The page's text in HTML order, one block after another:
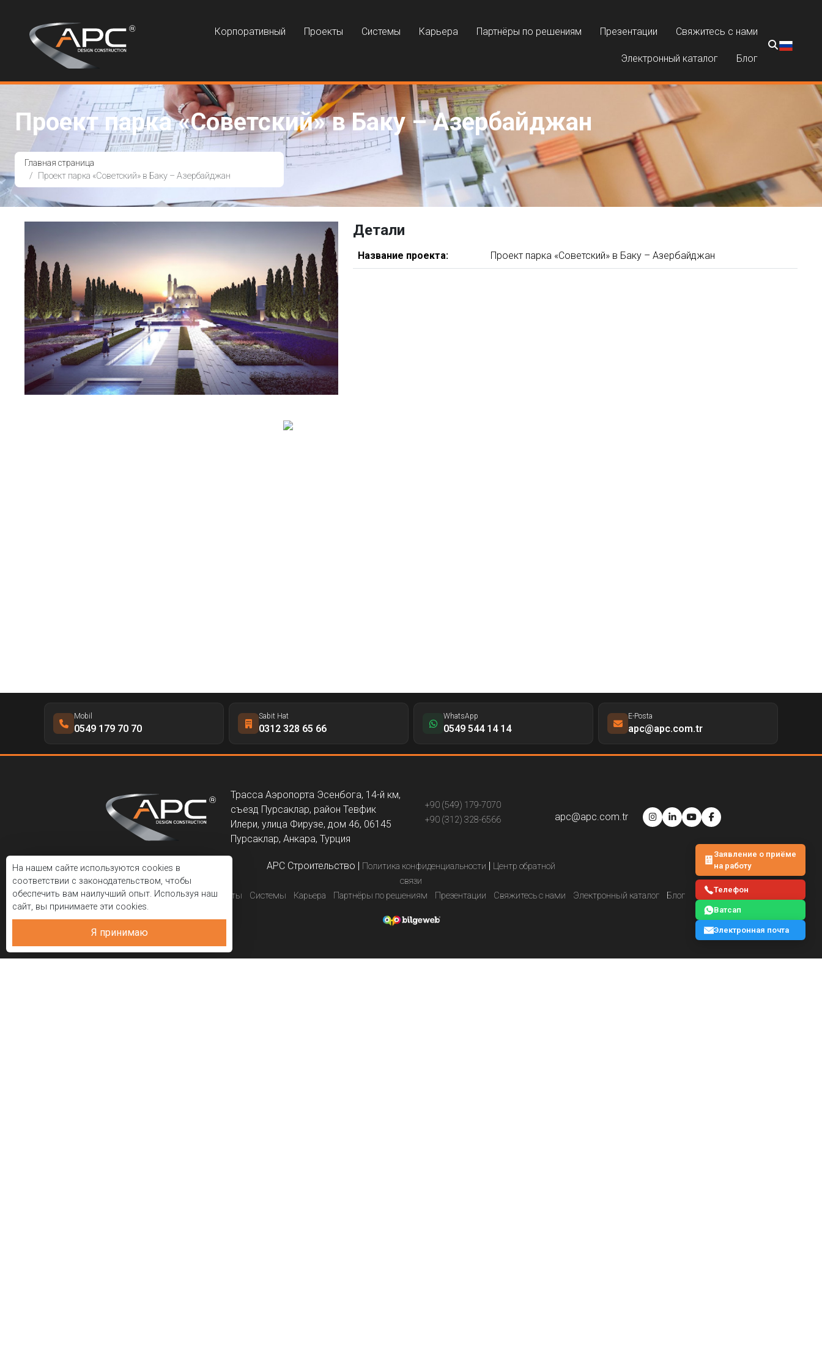
Корпоративный Проекты Системы Карьера Партнёры по решениям Презентации Свяжитесь с нами
Электронный каталог Блог
Проект парка «Советский» в Баку – Азербайджан
Главная страница
Проект парка «Советский» в Баку – Азербайджан
Детали
Название проекта: Проект парка «Советский» в Баку – Азербайджан
На нашем сайте используются cookies в
соответствии с законодательством, чтобы
обеспечить вам наилучший опыт. Используя наш
сайт, вы принимаете эти cookies.
Я принимаю
Mobil
0549 179 70 70
Sabit Hat
0312 328 65 66
WhatsApp
0549 544 14 14
E-Posta
apc@apc.com.tr
Трасса Аэропорта Эсенбога, 14-й км,
съезд Пурсаклар, район Тевфик
Илери, улица Фирузе, дом 46, 06145
Пурсаклар, Анкара, Турция
+90 (549) 179-7070
+90 (312) 328-6566
apc@apc.com.tr
APC Строительство Политика конфиденциальности
Центр обратной
связи
Корпоративный
Проекты Системы Карьера Партнёры по решениям Презентации Свяжитесь с нами Электронный каталог Блог
Заявление о приёме
на работу
Телефон
Ватсап
Электронная почта